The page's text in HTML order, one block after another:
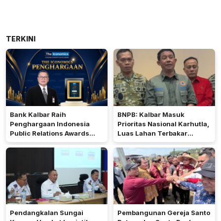
TERKINI
Bank Kalbar Raih
Penghargaan Indonesia
Public Relations Awards
2026
BNPB: Kalbar Masuk
Prioritas Nasional Karhutla,
Luas Lahan Terbakar
Peringkat Keempat
Pendangkalan Sungai
Pembangunan Gereja Santo